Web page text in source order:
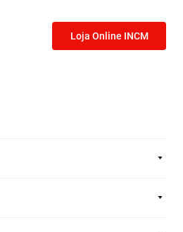
Loja Online INCM